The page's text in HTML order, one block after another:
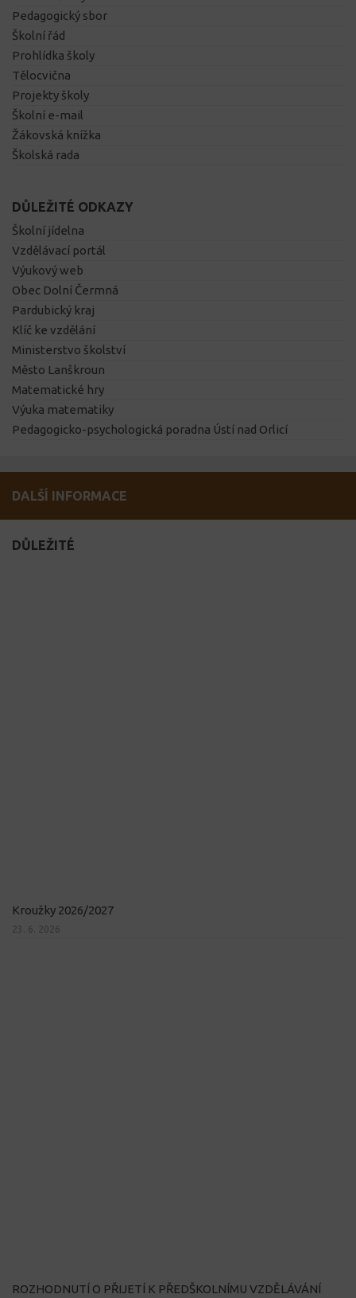
Pedagogický sbor
Školní řád
Prohlídka školy
Tělocvična
Projekty školy
Školní e-mail
Žákovská knížka
Školská rada
DŮLEŽITÉ ODKAZY
Školní jídelna
Vzdělávací portál
Výukový web
Obec Dolní Čermná
Pardubický kraj
Klíč ke vzdělání
Ministerstvo školství
Město Lanškroun
Matematické hry
Výuka matematiky
Pedagogicko-psychologická poradna Ústí nad Orlicí
DALŠÍ INFORMACE
DŮLEŽITÉ
Kroužky 2026/2027
23. 6. 2026
ROZHODNUTÍ O PŘIJETÍ K PŘEDŠKOLNÍMU VZDĚLÁVÁNÍ